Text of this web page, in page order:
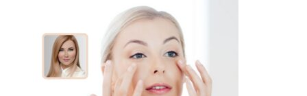
составляла
5,000.00₽.